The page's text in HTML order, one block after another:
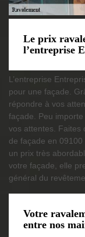
Le prix
l’entreprise
L’entreprise
pour une façade.
répondre à vos
façade. Peu
vos attentes. Faites
de façade en
un prix très
votre façade, elle
général du
Votre
entre nos